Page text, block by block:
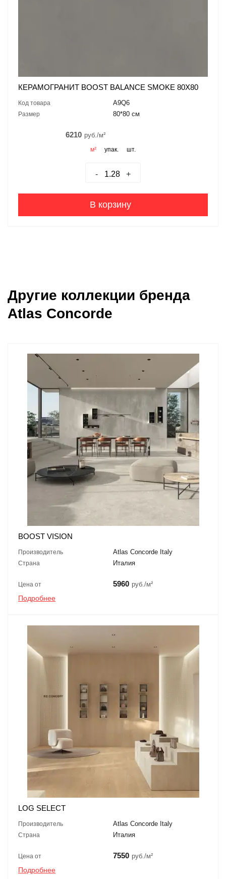
КЕРАМОГРАНИТ BOOST BALANCE SMOKE 80X80
Код товара A9Q6
Размер 80*80 см
6210 руб./м²
м² упак. шт.
- +
В корзину
Другие коллекции бренда
Atlas Concorde
BOOST VISION
Производитель Atlas Concorde Italy
Страна Италия
Цена от 5960 руб./м²
Подробнее
LOG SELECT
Производитель Atlas Concorde Italy
Страна Италия
Цена от 7550 руб./м²
Подробнее